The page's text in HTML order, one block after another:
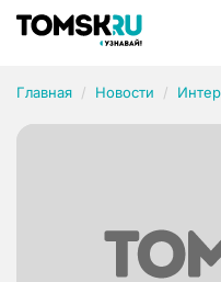
Главная Новости